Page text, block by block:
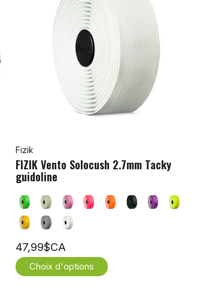
Fizik
FIZIK Vento Solocush 2.7mm Tacky
guidoline
47,99$CA
Choix d'options